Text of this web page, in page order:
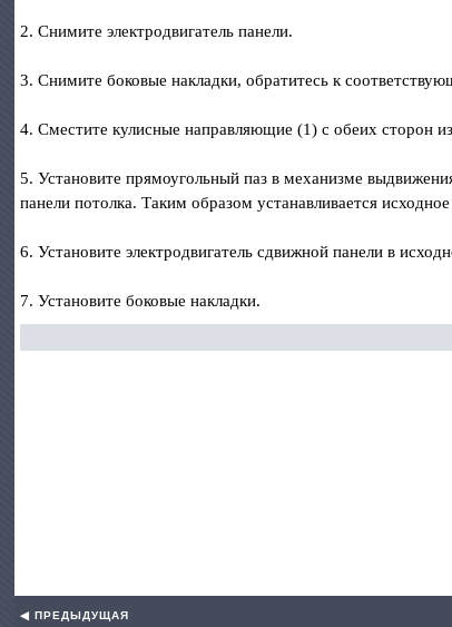
2. Снимите электродвигатель панели.
3. Снимите боковые накладки, обратитесь к
4. Сместите кулисные направляющие (1) с обеих сторон
5. Установите прямоугольный паз в механизме
панели потолка. Таким образом устанавливается
6. Установите электродвигатель сдвижной панели в
7. Установите боковые накладки.
◀ ПРЕДЫДУЩАЯ